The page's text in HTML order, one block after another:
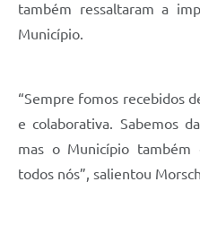
também ressaltaram a
Município.
“Sempre fomos recebidos
e colaborativa. Sabemos
mas o Município
todos nós”, salientou